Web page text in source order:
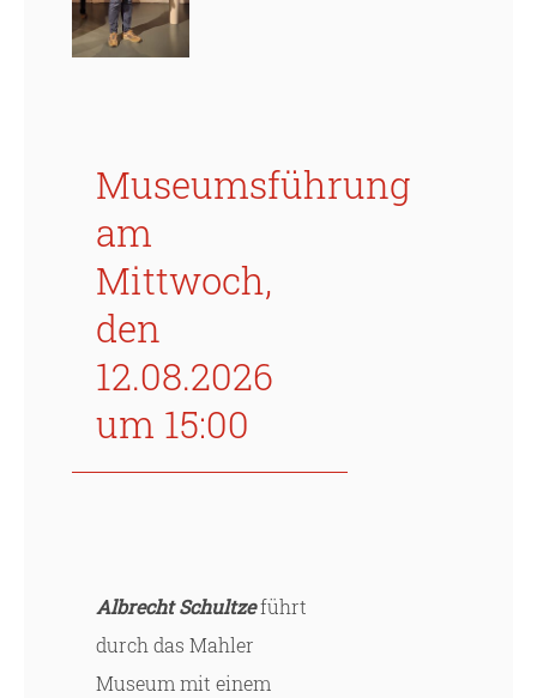
Museumsführung
am
Mittwoch,
den
12.08.2026
um 15:00
Albrecht Schultzeführt
durch das Mahler
Museum mit einem